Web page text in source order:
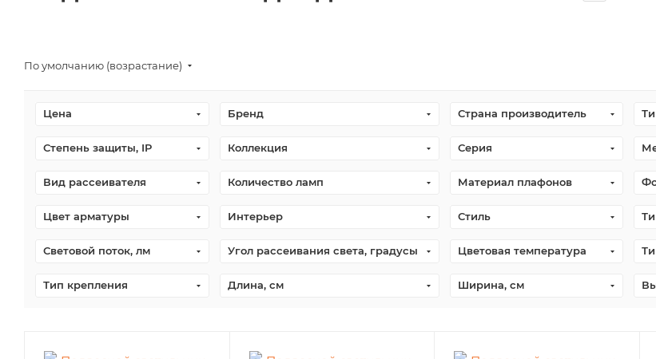
По умолчанию (возрастание)
Цена Бренд Страна производитель
Степень защиты, IP Коллекция Серия
Вид рассеивателя Количество ламп Материал плафонов
Цвет арматуры Интерьер Стиль
Световой поток, лм Угол рассеивания света, градусы Цветовая температура
Тип крепления Длина, см Ширина, см